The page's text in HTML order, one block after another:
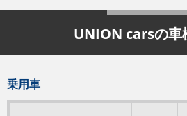
UNION carsの車
乗用車